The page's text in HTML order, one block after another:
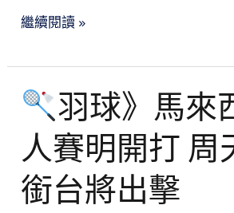
博
晉
級
繼續閱讀 »
羽球》馬來
人賽明開打 周
銜台將出擊
球》
馬
來